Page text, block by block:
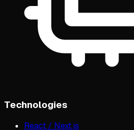
Technologies
React / Next.js